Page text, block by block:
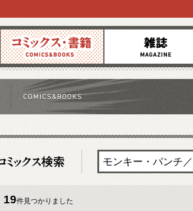
コミックス 雑誌
19件見つかりました